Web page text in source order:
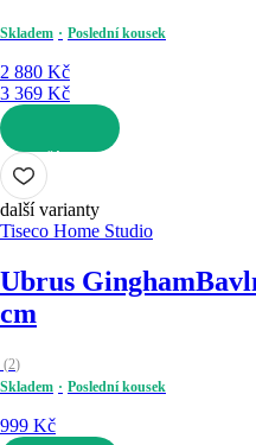
Skladem Poslední kousek
2 880 Kč
3 369 Kč
DO KOŠÍKU
další varianty
Tiseco Home Studio
Ubrus Gingham
cm
(2)
Skladem
Poslední kousek
999 Kč